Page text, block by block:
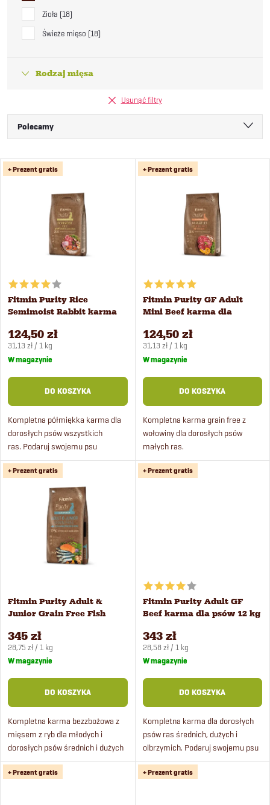
Zioła 18
Świeże mięso 18
Rodzaj mięsa
Usunąć filtry
S
o
w
a
n
i
e
p
r
t
ó
w
Polecamy
Najdroższe
Najczęściej sprzedawane
Alfabetycznie
L
a
p
r
o
d
u
k
+ Prezent gratis
Fitmin Purity Rice
Semimoist Rabbit karma
124,50 zł
Cena
jednostkowa:
31,13 zł / 1 kg
W magazynie
DO KOSZYKA
Kompletna półmiękka karma dla
dorosłych psów wszystkich
ras. Podaruj swojemu psu
wyjątkową ucztę w postaci
świeżego mięsnego menu z
+ Prezent gratis
Fitmin Purity GF Adult
Mini Beef karma dla
124,50 zł
Cena
jednostkowa:
31,13 zł / 1 kg
W magazynie
DO KOSZYKA
Kompletna karma grain free z
wołowiny dla dorosłych psów
małych ras.
+ Prezent gratis
Fitmin Purity Adult &
Junior Grain Free Fish
kg
345 zł
Cena
jednostkowa:
28,75 zł / 1 kg
W magazynie
DO KOSZYKA
Kompletna karma bezzbożowa z
mięsem z ryb dla młodych i
dorosłych psów średnich i dużych
ras.
+ Prezent gratis
Fitmin Purity Adult GF
Beef karma dla psów 12 kg
343 zł
Cena
jednostkowa:
28,58 zł / 1 kg
W magazynie
DO KOSZYKA
Kompletna karma dla dorosłych
psów ras średnich, dużych i
olbrzymich. Podaruj swojemu psu
wyjątkową ucztę w postaci
soczystego posiłku grain free z
+ Prezent gratis + Prezent gratis